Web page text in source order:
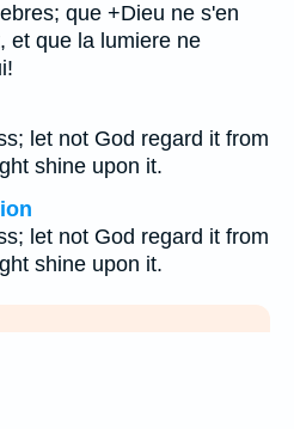
que +Dieu ne s'en
et que la lumiere ne
let not God regard it from
shine upon it.
let not God regard it from
shine upon it.